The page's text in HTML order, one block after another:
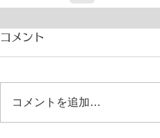
コメント
コメントを追加…